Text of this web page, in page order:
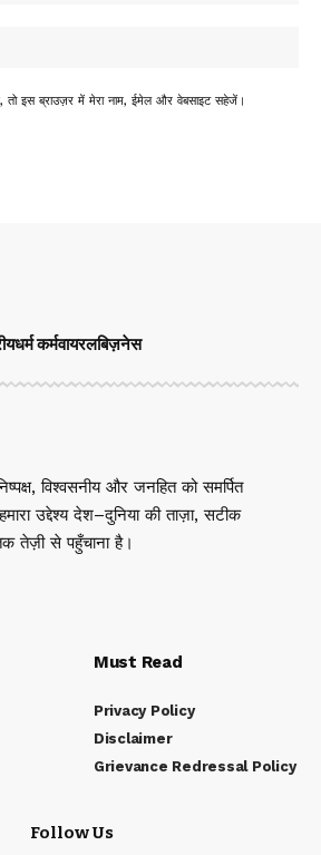
तो इस ब्राउज़र में मेरा नाम, ईमेल और वेबसाइट सहेजें।
धर्म कर्मवायरलबिज़नेस
विश्वसनीय और जनहित को समर्पित
उद्देश्य देश–दुनिया की ताज़ा, सटीक
तेज़ी से पहुँचाना है।
Must Read
Privacy Policy
Disclaimer
Grievance Redressal Policy
Follow Us